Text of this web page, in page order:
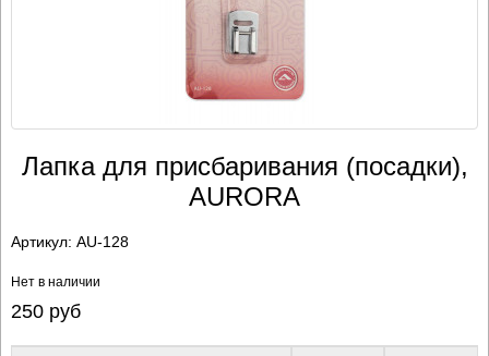
Лапка для присбаривания (посадки),
AURORA
Артикул: AU-128
Нет в наличии
250руб